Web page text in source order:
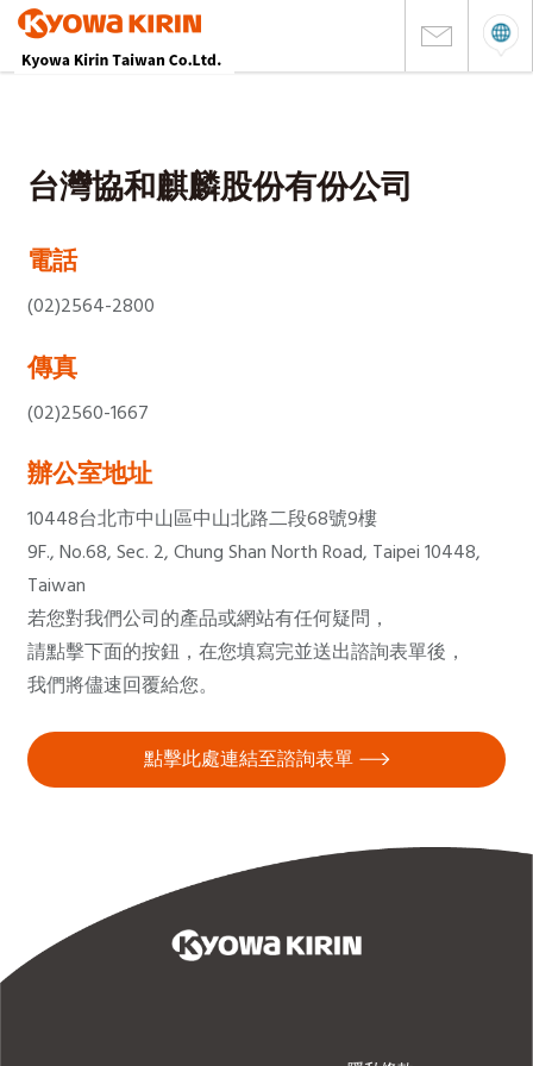
台灣協和麒麟股份有份公司
電話
(02)2564-2800
傳真
(02)2560-1667
辦公室地址
10448台北市中山區中山北路二段68號9樓
9F., No.68, Sec. 2, Chung Shan North Road, Taipei 10448,
Taiwan
若您對我們公司的產品或網站有任何疑問，
請點擊下面的按鈕，在您填寫完並送出諮詢表單後，
我們將儘速回覆給您。
點擊此處連結至諮詢表單